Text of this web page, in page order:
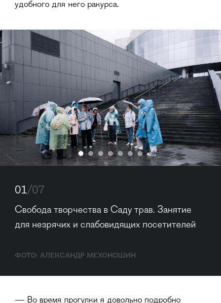
удобного для него ракурса.
01/07
Свобода творчества в Саду трав. Занятие
для незрячих и слабовидящих посетителей
ФОТО: АЛЕКСАНДР МЕХОНОШИН
— Во время прогулки я довольно подробно